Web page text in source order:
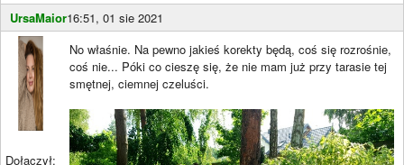
UrsaMaior16:51, 01 sie 2021
Dołączył:
No właśnie. Na pewno jakieś korekty będą, coś się rozrośnie,
coś nie... Póki co cieszę się, że nie mam już przy tarasie tej
smętnej, ciemnej czeluści.